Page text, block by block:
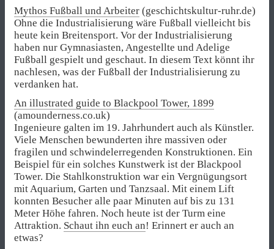
Mythos Fußball und Arbeiter (geschichtskultur-ruhr.de)
Ohne die Industrialisierung wäre Fußball vielleicht bis
heute kein Breitensport. Vor der Industrialisierung
haben nur Gymnasiasten, Angestellte und Adelige
Fußball gespielt und geschaut. In diesem Text könnt ihr
nachlesen, was der Fußball der Industrialisierung zu
verdanken hat.
An illustrated guide to Blackpool Tower, 1899
(amounderness.co.uk)
Ingenieure galten im 19. Jahrhundert auch als Künstler.
Viele Menschen bewunderten ihre massiven oder
fragilen und schwindelerregenden Konstruktionen. Ein
Beispiel für ein solches Kunstwerk ist der Blackpool
Tower. Die Stahlkonstruktion war ein Vergnügungsort
mit Aquarium, Garten und Tanzsaal. Mit einem Lift
konnten Besucher alle paar Minuten auf bis zu 131
Meter Höhe fahren. Noch heute ist der Turm eine
Attraktion. Schaut ihn euch an! Erinnert er auch an
etwas?